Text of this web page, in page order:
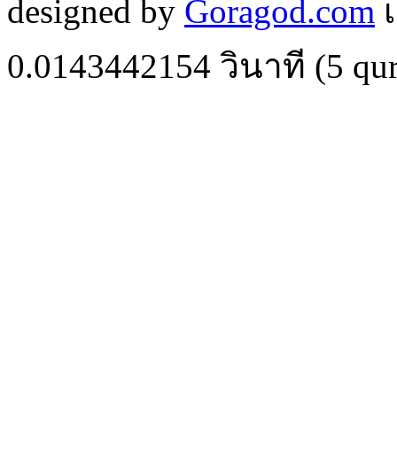
designed by Goragod.com
0.0143442154 วินาที (5